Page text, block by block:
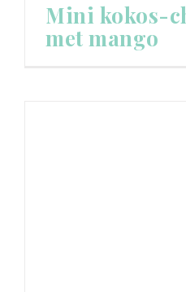
Mini kokos-
met mango